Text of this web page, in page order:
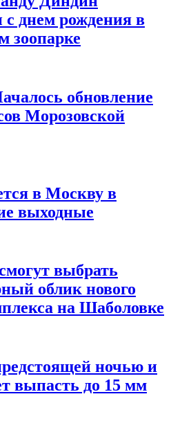
с днем рождения в
зоопарке
обновление
Морозовской
в Москву в
выходные
выбрать
облик нового
на Шаболовке
ночью и
выпасть до 15 мм